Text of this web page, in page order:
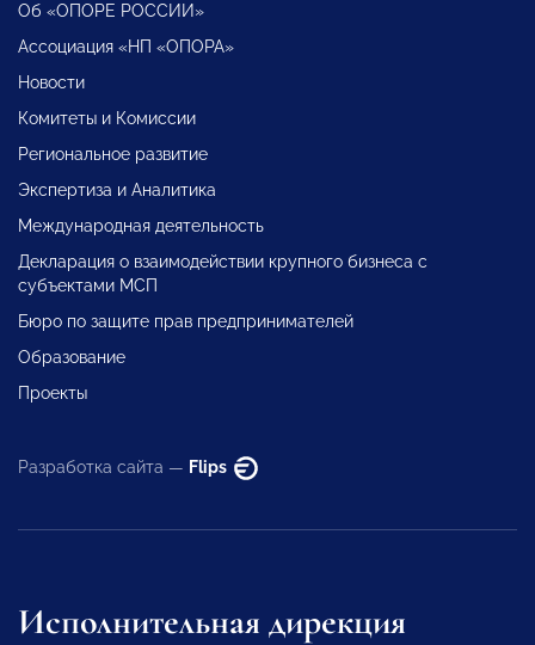
Об «ОПОРЕ РОССИИ»
Ассоциация «НП «ОПОРА»
Новости
Комитеты и Комиссии
Региональное развитие
Экспертиза и Аналитика
Международная деятельность
Декларация о взаимодействии крупного бизнеса с
субъектами МСП
Бюро по защите прав предпринимателей
Образование
Проекты
Разработка сайта — Flips
Исполнительная дирекция